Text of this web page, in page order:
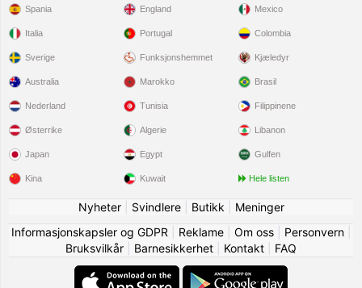
Spania
Italia
Sverige
England
Portugal
Funksjonshemmet
Mexico
Colombia
Kjæledyr
Australia
Nederland
Østerrike
Japan
Kina
Marokko
Tunisia
Algerie
Egypt
Kuwait
Brasil
Filippinene
Libanon
Gulfen
Hele listen
Nyheter| Svindlere| Butikk
Meninger
Informasjonskapsler og GDPR
Reklame| Om oss| Personvern|
Bruksvilkår
Barnesikkerhet Kontakt FAQ